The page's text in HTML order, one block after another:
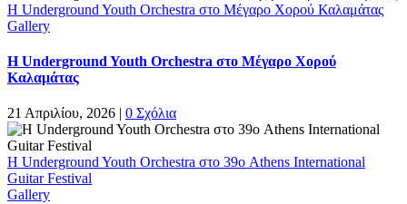
Η Underground Youth Orchestra στο Μέγαρο Χορού Καλαμάτας
Gallery
Η Underground Youth Orchestra στο Μέγαρο Χορού
Καλαμάτας
21 Απριλίου, 2026 | 0 Σχόλια
Η Underground Youth Orchestra στο 39ο Athens International
Guitar Festival
Gallery